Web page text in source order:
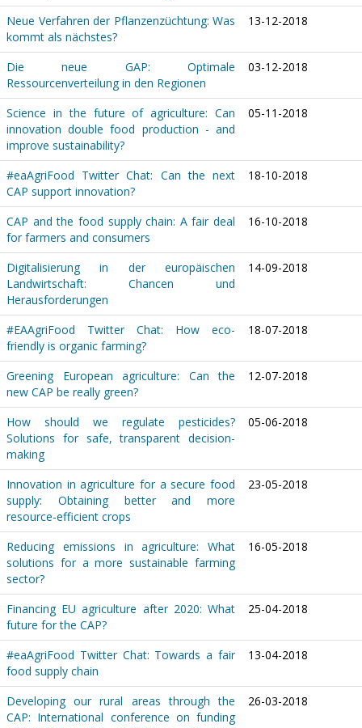
Neue Verfahren der Pflanzenzüchtung: Was
kommt als nächstes?
13-12-2018
Die neue GAP: Optimale
Ressourcenverteilung in den Regionen
03-12-2018
Science in the future of agriculture: Can
innovation double food production - and
improve sustainability?
05-11-2018
#eaAgriFood Twitter Chat: Can the next
CAP support innovation?
18-10-2018
CAP and the food supply chain: A fair deal
for farmers and consumers
16-10-2018
Digitalisierung in der europäischen
Landwirtschaft: Chancen und
Herausforderungen
14-09-2018
#EAAgriFood Twitter Chat: How eco-
friendly is organic farming?
18-07-2018
Greening European agriculture: Can the
new CAP be really green?
12-07-2018
How should we regulate pesticides?
Solutions for safe, transparent decision-
making
05-06-2018
Innovation in agriculture for a secure food
supply: Obtaining better and more
resource-efficient crops
23-05-2018
Reducing emissions in agriculture: What
solutions for a more sustainable farming
sector?
16-05-2018
Financing EU agriculture after 2020: What
future for the CAP?
25-04-2018
#eaAgriFood Twitter Chat: Towards a fair
food supply chain
13-04-2018
Developing our rural areas through the
CAP: International conference on funding
26-03-2018